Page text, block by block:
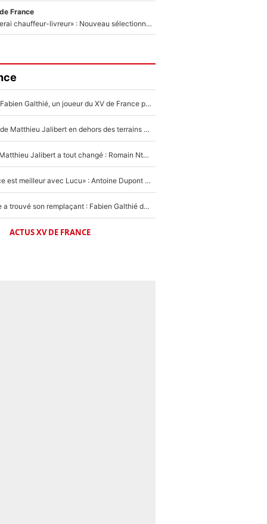
France
«Plus grand, je ferai chauffeur-livreur» : Nouveau sélectionneur des Bleus, Zinédine Zidane s’était imaginé un avenir très différent lorsqu'il était enfant
Mis de côté par Fabien Galthié, un joueur du XV de France partage sa frustration : «ils ne me l’ont pas dit tout de suite»
La raison d'être de Matthieu Jalibert en dehors des terrains de rugby : «Ça m'atteint autant que si tu touches à un membre de ma famille»
XV de France - Matthieu Jalibert a tout changé : Romain Ntamack doit-il s’inquiéter pour sa place à un an de la Coupe du monde ?
«Le XV de France est meilleur avec Lucu» : Antoine Dupont doit-il s’inquiéter pour sa place ?
Le XV de France a trouvé son remplaçant : Fabien Galthié doit-il se passer d'Antoine Dupont ?
ACTUS XV DE FRANCE